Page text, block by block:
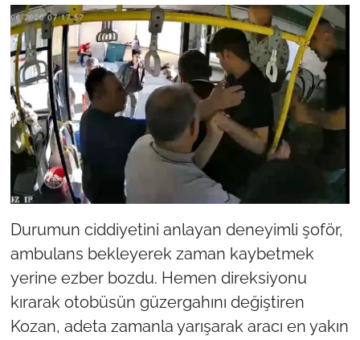
Durumun ciddiyetini anlayan deneyimli şoför,
ambulans bekleyerek zaman kaybetmek
yerine ezber bozdu. Hemen direksiyonu
kırarak otobüsün güzergahını değiştiren
Kozan, adeta zamanla yarışarak aracı en yakın